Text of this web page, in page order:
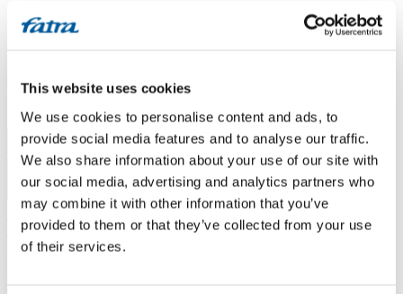
This website uses cookies
We use cookies to personalise content and ads, to
provide social media features and to analyse our traffic.
We also share information about your use of our site with
our social media, advertising and analytics partners who
may combine it with other information that you’ve
provided to them or that they’ve collected from your use
of their services.
Dlaždice FATRAFOL WALK 600
Ostatní doplňky
Menu
Menu
Domů/
Poradna/
Pokládka PVC fólie jako pochozí vrstvy balkonu